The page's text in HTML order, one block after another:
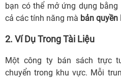
bạn có thể mở ứng dụng
cả các tính năng mà bản
2. Ví Dụ Trong Tài Liệu
Một công ty bán sách trực
chuyển trong khu vực. Mỗi